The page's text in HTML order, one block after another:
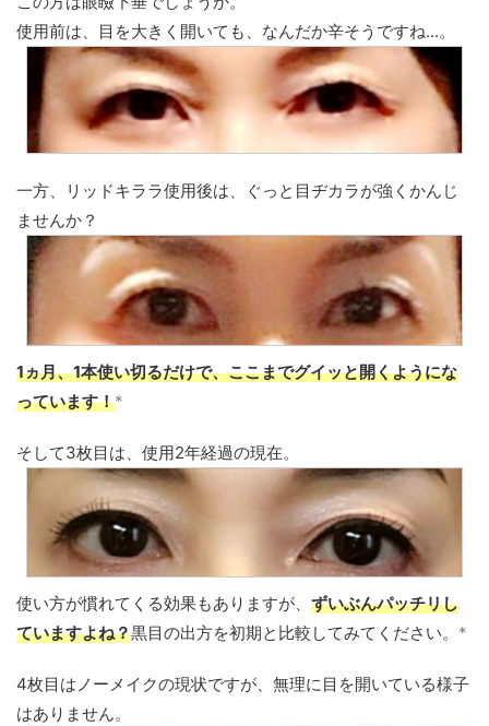
使用前は、目を大きく開いても、なんだか辛そうですね...。
一方、リッドキララ使用後は、ぐっと目ヂカラが強くかんじ
ませんか？
1ヵ月、1本使い切るだけで、ここまでグイッと開くようにな
っています！*
そして3枚目は、使用2年経過の現在。
使い方が慣れてくる効果もありますが、 ずいぶんパッチリし
ていますよね？黒目の出方を初期と比較してみてください。 *
4枚目はノーメイクの現状ですが、無理に目を開いている様子
はありません。